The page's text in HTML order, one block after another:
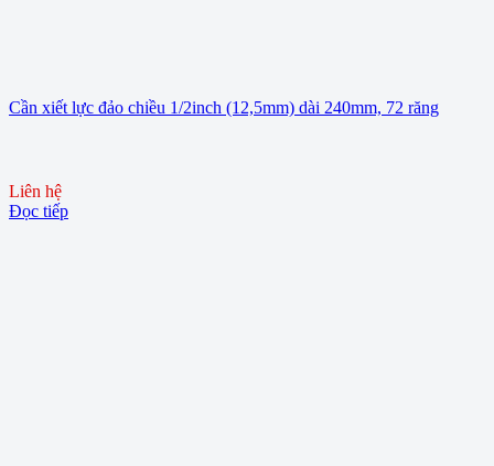
Cần xiết lực đảo chiều 1/2inch (12,5mm) dài 240mm, 72 răng
Liên hệ
Đọc tiếp